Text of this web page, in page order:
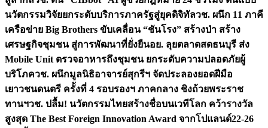
นวัตกรรมวิจัยยกระดับบริการภาครัฐสู่ยุคดิจิทัลวช. ผนึก 11 ภาคี
เครือข่าย Big Brothers ขับเคลื่อน “ชันโรง” สร้างป่า สร้าง
เศรษฐกิจชุมชน สู่การพัฒนาที่ยั่งยืนอย. ลุยตลาดสดธนบุรี ส่ง
Mobile Unit ตรวจอาหารถึงชุมชน ยกระดับความปลอดภัยผู้
บริโภควช. ผนึกมูลนิธิอาจารย์สุกรีฯ จัดประลองยอดฝีมือ
เยาวชนดนตรี ครั้งที่ 4 รอบรองฯ ภาคกลาง ชิงถ้วยพระราช
ทานฯวช. ปลื้ม! นวัตกรรมไทยสร้างชื่อบนเวทีโลก คว้ารางวัล
สูงสุด The Best Foreign Innovation Award จากโปแลนด์22-26